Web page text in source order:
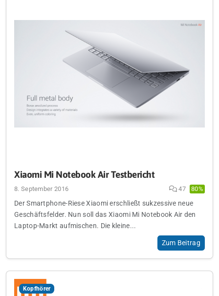
Xiaomi Mi Notebook Air Testbericht
8. September 2016 47 80%
Der Smartphone-Riese Xiaomi erschließt sukzessive neue
Geschäftsfelder. Nun soll das Xiaomi Mi Notebook Air den
Laptop-Markt aufmischen. Die kleine...
Zum Beitrag
Kopfhörer